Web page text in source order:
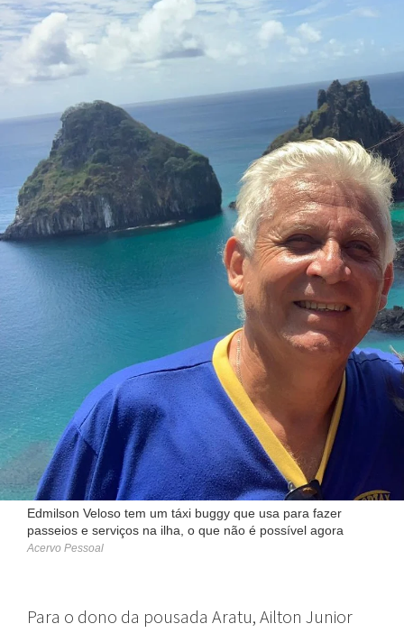
Edmilson Veloso tem um táxi buggy que usa para fazer
passeios e serviços na ilha, o que não é possível agora
Acervo Pessoal
Para o dono da pousada Aratu, Ailton Junior